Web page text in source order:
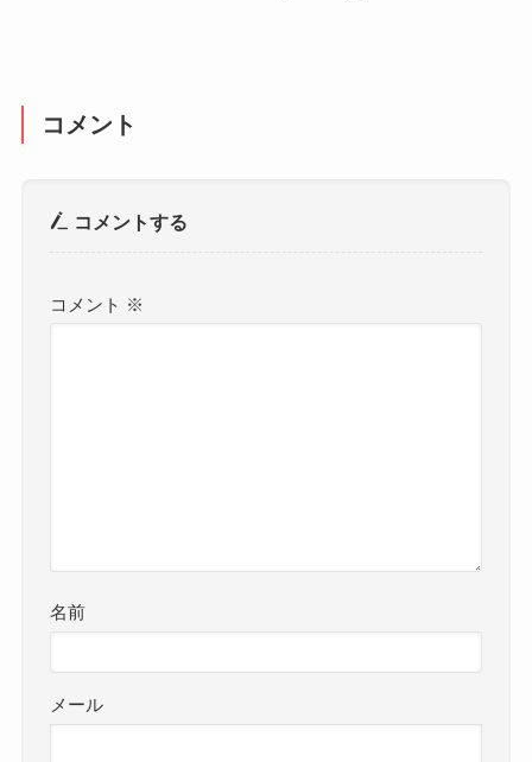
コメント
コメントする
コメント ※
名前
メール